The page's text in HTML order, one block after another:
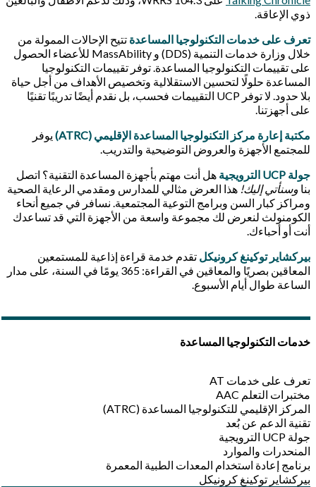
ذوي الإعاقة.
تعرف على خدمات التكنولوجيا المساعدة تتيح الإحالات الممولة من
خلال وزارة خدمات التنمية (DDS) و MassAbility للأعضاء الحصول
على تقييمات التكنولوجيا المساعدة. توفر تقييمات التكنولوجيا
المساعدة حلولًا لتحسين الاستقلالية وتخصيص الأهداف من أجل حياة
بلا حدود. لا توفر UCP التقييمات فحسب، بل نقدم أيضًا تدريبًا تقنيًا
على أجهزتنا.
مكتبة إعارة مركز التكنولوجيا المساعدة الإقليمي (ATRC)
يوفر
للمجتمع الأجهزة والعروض التوضيحية والتدريب.
جولة UCP الترويجية
هل أنت مهتم بأجهزة المساعدة التقنية؟ اتصل
بنا وسنأتي إليك! هذا العرض مثالي للمدارس ومقدمي الرعاية الصحية
ومراكز كبار السن وبرامج التوعية المجتمعية. نسافر في جميع أنحاء
الكومنولث لنعرض لك مجموعة واسعة من الأجهزة التي قد تساعدك
أنت أو أحباءك.
بيركشاير توكينغ كرونيكل تقدم خدمة قراءة إذاعية للمستمعين
المعاقين بصريًا والمعاقين في القراءة: 365 يومًا في السنة، على مدار
الساعة طوال أيام الأسبوع.
خدمات التكنولوجيا المساعدة
تعرف على خدمات AT
مختبرات التعلم AAC
المركز الإقليمي للتكنولوجيا المساعدة (ATRC)
تقنية الدعم عن بُعد
جولة UCP الترويجية
المنحدرات والموارد
برنامج إعادة استخدام المعدات الطبية المعمرة
بيركشاير توكينغ كرونيكل